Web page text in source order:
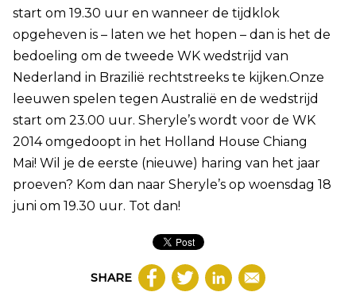
start om 19.30 uur en wanneer de tijdklok
opgeheven is – laten we het hopen – dan is het de
bedoeling om de tweede WK wedstrijd van
Nederland in Brazilië rechtstreeks te kijken.Onze
leeuwen spelen tegen Australië en de wedstrijd
start om 23.00 uur. Sheryle’s wordt voor de WK
2014 omgedoopt in het Holland House Chiang
Mai! Wil je de eerste (nieuwe) haring van het jaar
proeven? Kom dan naar Sheryle’s op woensdag 18
juni om 19.30 uur. Tot dan!
SHARE